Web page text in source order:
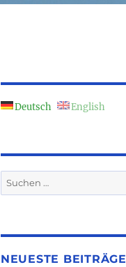
Deutsch English
Suchen
nach:
NEUESTE BEITRÄGE